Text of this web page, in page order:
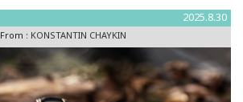
た「ジュネーブ
2025.8.30
From : KONSTANTIN CHAYKIN